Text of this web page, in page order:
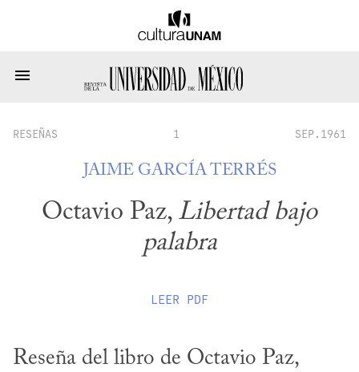
RESEÑAS 1 SEP.1961
JAIME GARCÍA TERRÉS
Octavio Paz, Libertad bajo
palabra
LEER PDF
Reseña del libro de Octavio Paz,